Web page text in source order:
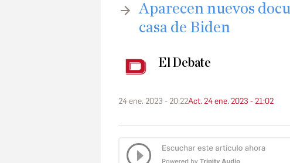
Aparecen nuevos
casa de Biden
El Debate
24 ene. 2023 - 20:22Act. 24 ene. 2023 - 21:02